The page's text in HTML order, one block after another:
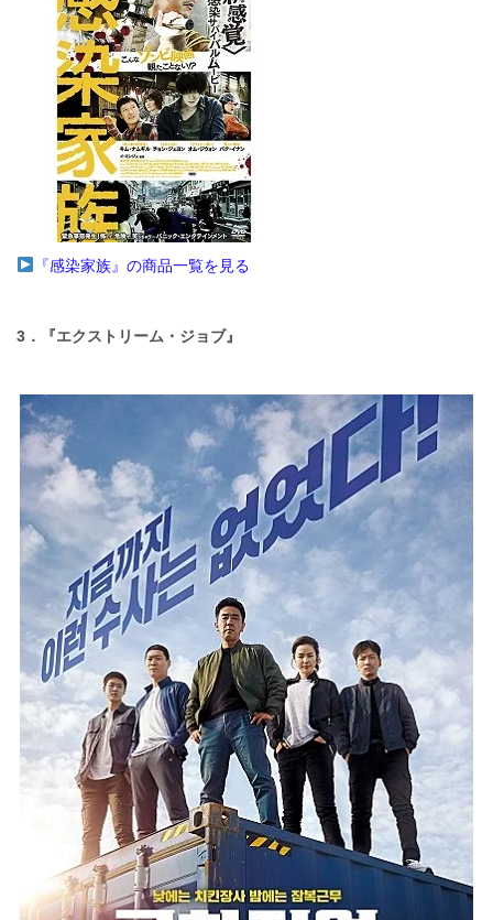
『感染家族』の商品一覧を見る
3．『エクストリーム・ジョブ』